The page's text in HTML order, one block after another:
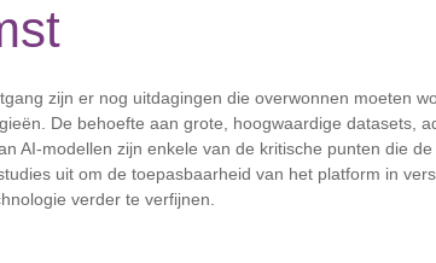
zijn er nog uitdagingen die overwonnen moeten
De behoefte aan grote, hoogwaardige datasets,
AI-modellen zijn enkele van de kritische punten die
uit om de toepasbaarheid van het platform in
verder te verfijnen.